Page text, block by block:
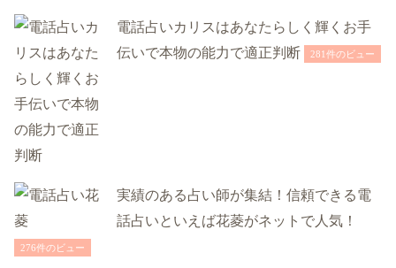
電話占いカリスはあなたらしく輝くお手
伝いで本物の能力で適正判断
281件のビュー
実績のある占い師が集結！信頼できる電
話占いといえば花菱がネットで人気！
276件のビュー